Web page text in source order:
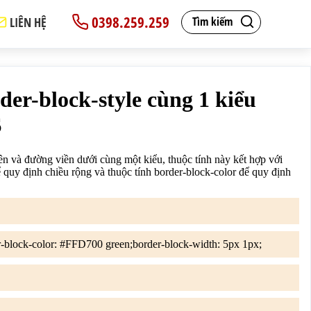
Tìm kiếm
0398.259.259
LIÊN HỆ
5px;border-block-color: red;}
block-width để quy định chiều rộng và thuộc tính